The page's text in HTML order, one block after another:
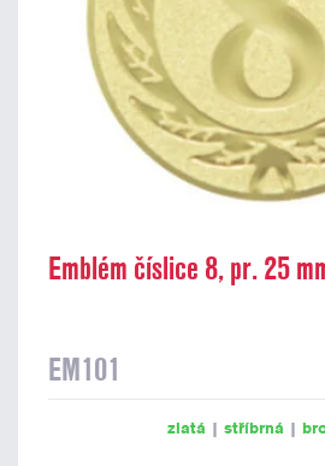
Emblém číslice 8, pr. 25
EM101
zlatá | stříbrná |